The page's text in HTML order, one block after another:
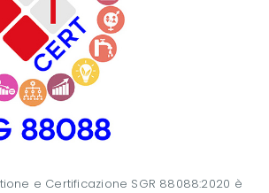
e Certificazione SGR 88088:2020 è